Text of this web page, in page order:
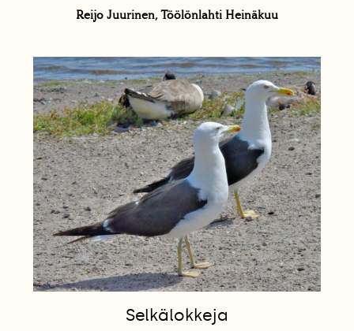
Reijo Juurinen, Töölönlahti Heinäkuu
Selkälokkeja